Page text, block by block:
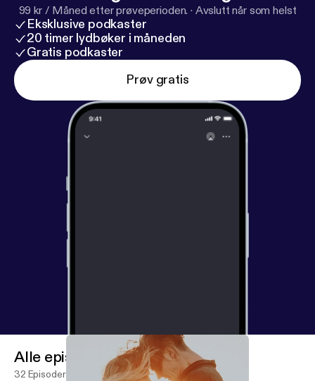
99 kr / Måned etter prøveperioden. · Avslutt når som helst
Eksklusive podkaster
20 timer lydbøker i måneden
Gratis podkaster
Prøv gratis
Alle episoder
32 Episoder